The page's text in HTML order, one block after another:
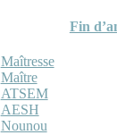
Fin
Maîtresse
Maître
ATSEM
AESH
Nounou